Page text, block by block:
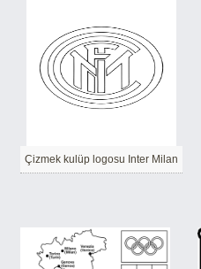
Çizmek kulüp logosu Inter Milan